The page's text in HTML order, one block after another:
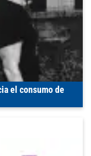
el consumo de